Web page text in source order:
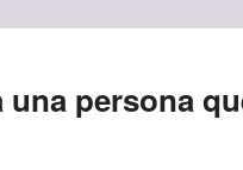
una persona